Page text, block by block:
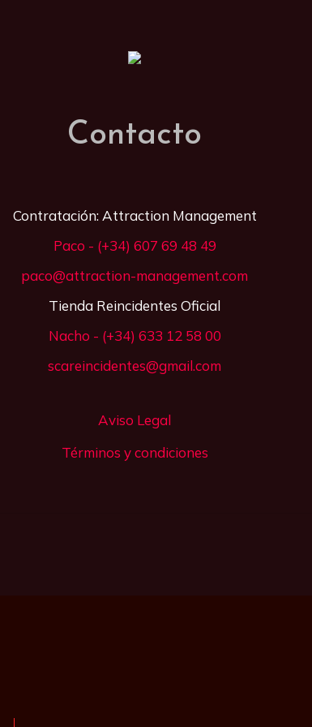
Contacto
Contratación: Attraction Management
Paco - (+34) 607 69 48 49
paco@attraction-management.com
Tienda Reincidentes Oficial
Nacho - (+34) 633 12 58 00
scareincidentes@gmail.com
Aviso Legal
Términos y condiciones